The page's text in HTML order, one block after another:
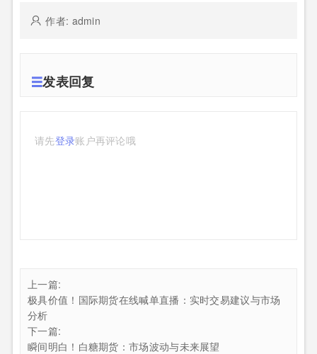
作者: admin
发表回复
请先登录账户再评论哦
上一篇:
极具价值！国际期货在线喊单直播：实时交易建议与市场
分析
下一篇:
瞬间明白！白糖期货：市场波动与未来展望